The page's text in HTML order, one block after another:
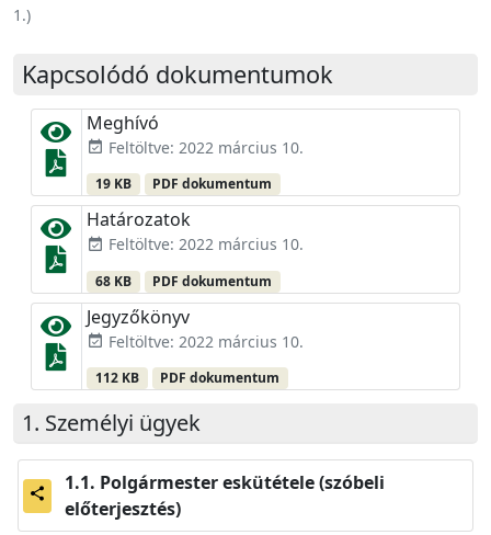
1.)
Kapcsolódó dokumentumok
Meghívó
event_available Feltöltve: 2022 március 10.
19 KB PDF dokumentum
Határozatok
event_available Feltöltve: 2022 március 10.
68 KB PDF dokumentum
Jegyzőkönyv
event_available Feltöltve: 2022 március 10.
112 KB PDF dokumentum
Személyi ügyek
share
Polgármester eskütétele (szóbeli
előterjesztés)